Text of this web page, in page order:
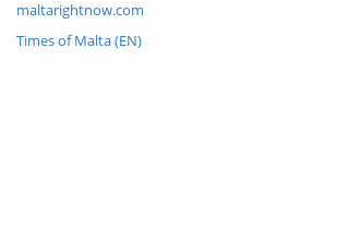
maltarightnow.com
Times of Malta (EN)